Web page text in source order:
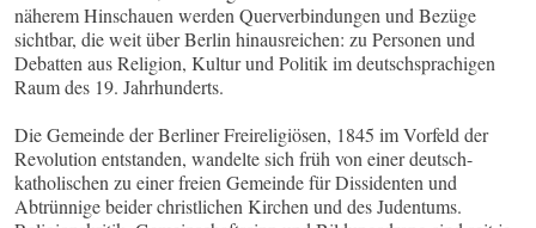
näherem Hinschauen werden Querverbindungen und Bezüge
sichtbar, die weit über Berlin hinausreichen: zu Personen und
Debatten aus Religion, Kultur und Politik im deutschsprachigen
Raum des 19. Jahrhunderts.
Die Gemeinde der Berliner Freireligiösen, 1845 im Vorfeld der
Revolution entstanden, wandelte sich früh von einer deutsch-
katholischen zu einer freien Gemeinde für Dissidenten und
Abtrünnige beider christlichen Kirchen und des Judentums.